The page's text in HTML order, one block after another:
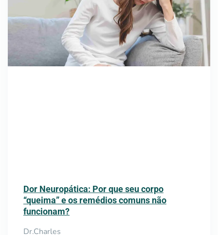
Dor Neuropática: Por que seu corpo
“queima” e os remédios comuns não
funcionam?
Dr.Charles